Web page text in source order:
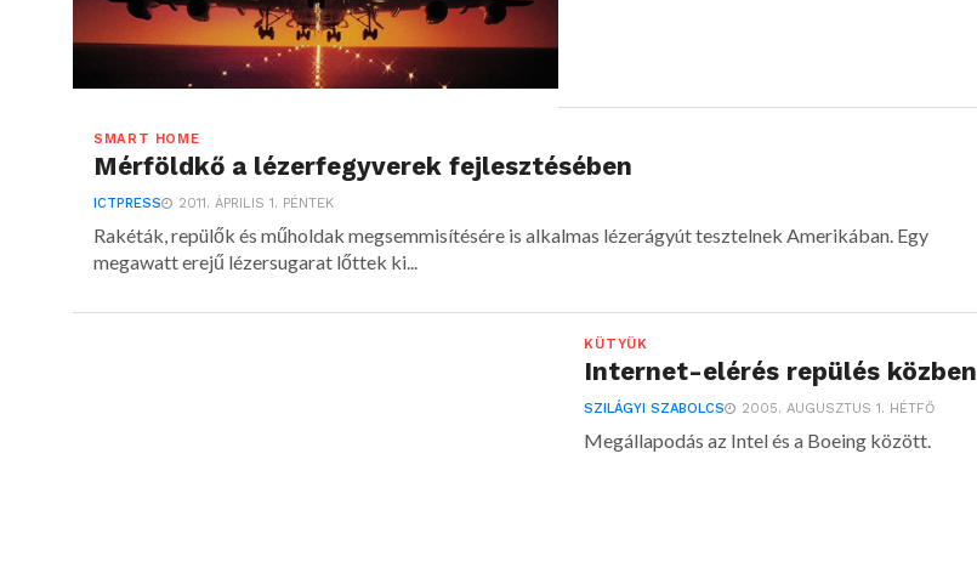
SMART HOME
Mérföldkő a lézerfegyverek fejlesztésében
ICTPRESS 2011. ÁPRILIS 1. PÉNTEK
Rakéták, repülők és műholdak megsemmisítésére is alkalmas lézerágyút tesztelnek Amerikában. Egy
megawatt erejű lézersugarat lőttek ki...
KÜTYÜK
Internet-elérés repülés közben
SZILÁGYI SZABOLCS 2005. AUGUSZTUS 1. HÉTFŐ
Megállapodás az Intel és a Boeing között.